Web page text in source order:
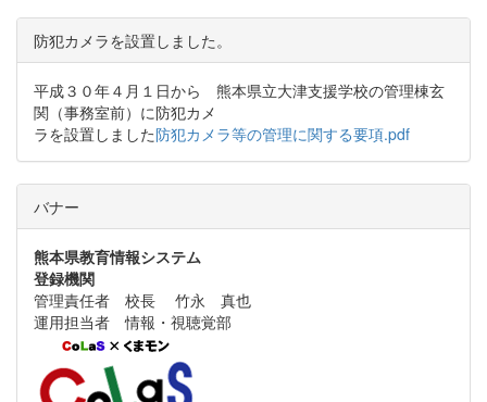
防犯カメラを設置しました。
平成３０年４月１日から 熊本県立大津支援学校の管理棟玄
関（事務室前）に防犯カメ
ラを設置しました防犯カメラ等の管理に関する要項.pdf
バナー
熊本県教育情報システム
登録機関
管理責任者 校長 竹永 真也
運用担当者 情報・視聴覚部